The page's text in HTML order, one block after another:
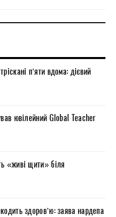
п’яти вдома: дієвий
ювілейний Global Teacher
«живі щити» біля
здоров’ю: заява нардепа